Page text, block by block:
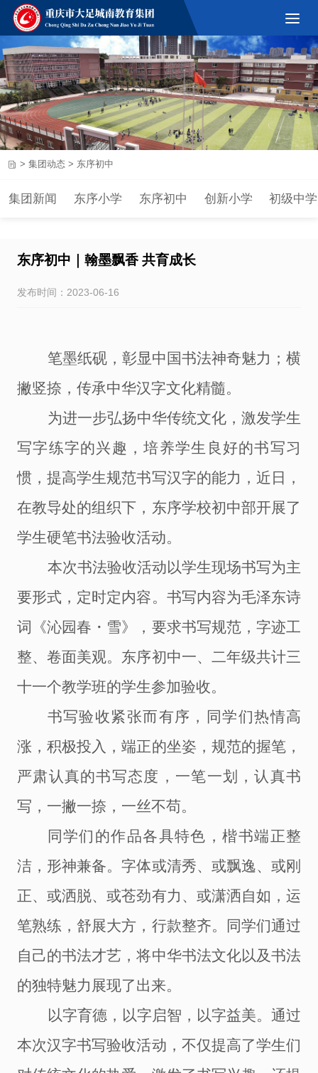
集团新闻 东序小学 东序初中 创新小学 初级中学
> 集团动态> 东序初中
东序初中｜翰墨飘香 共育成长
发布时间：2023-06-16
笔墨纸砚，彰显中国书法神奇魅力；横
撇竖捺，传承中华汉字文化精髓。
为进一步弘扬中华传统文化，激发学生
写字练字的兴趣，培养学生良好的书写习
惯，提高学生规范书写汉字的能力，近日，
在教导处的组织下，东序学校初中部开展了
学生硬笔书法验收活动。
本次书法验收活动以学生现场书写为主
要形式，定时定内容。书写内容为毛泽东诗
词《沁园春 ・雪》，要求书写规范，字迹工
整、卷面美观。东序初中一、二年级共计三
十一个教学班的学生参加验收。
书写验收紧张而有序，同学们热情高
涨，积极投入，端正的坐姿，规范的握笔，
严肃认真的书写态度，一笔一划，认真书
写，一撇一捺，一丝不苟。
同学们的作品各具特色，楷书端正整
洁，形神兼备。字体或清秀、或飘逸、或刚
正、或洒脱、或苍劲有力、或潇洒自如，运
笔熟练，舒展大方，行款整齐。同学们通过
自己的书法才艺，将中华书法文化以及书法
的独特魅力展现了出来。
以字育德，以字启智，以字益美。通过
本次汉字书写验收活动，不仅提高了学生们